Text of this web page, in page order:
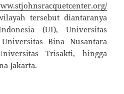
tersebut diantaranya
(UI), Universitas
Bina Nusantara
Trisakti, hingga
Jakarta.